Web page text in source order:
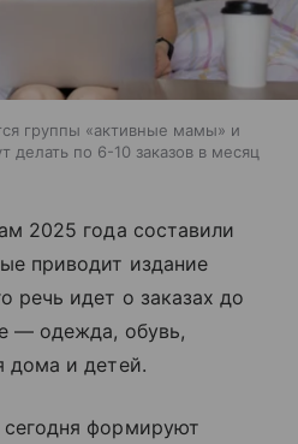
группы «активные мамы» и
по 6-10 заказов в месяц
2025 года составили
приводит издание
речь идет о заказах до
— одежда, обувь,
дома и детей.
формируют